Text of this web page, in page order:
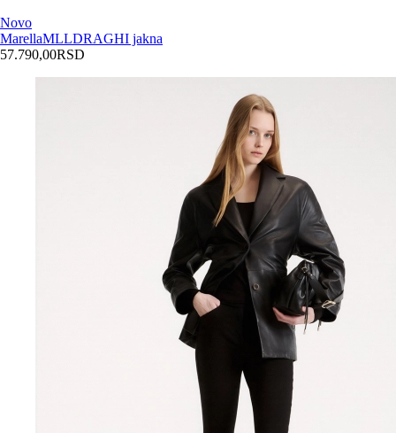
Novo
MarellaMLLDRAGHI jakna
57.790,00RSD